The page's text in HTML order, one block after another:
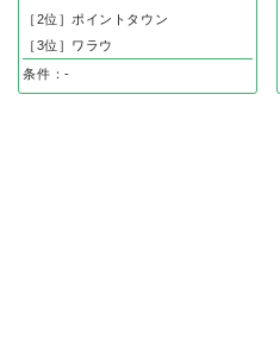
［2位］ポイントタウン
［3位］ワラウ
条件：-